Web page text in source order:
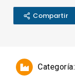
Compartir
Categoría: